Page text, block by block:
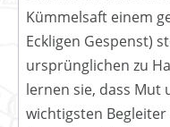
Kümmelsaft einem
Eckligen Gespenst)
ursprünglichen zu
lernen sie, dass Mut
wichtigsten